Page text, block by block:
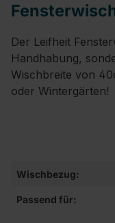
Der Leifheit
Handhabung,
Wischbreite von
oder Wintergärten!
Wischbezug:
Passend für: